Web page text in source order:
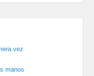
vez
manos